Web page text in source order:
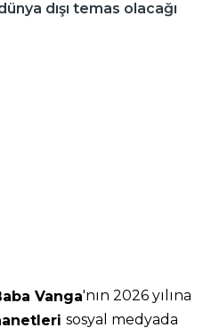
dışı temas olacağı
Vanga'nın 2026 yılına
sosyal medyada